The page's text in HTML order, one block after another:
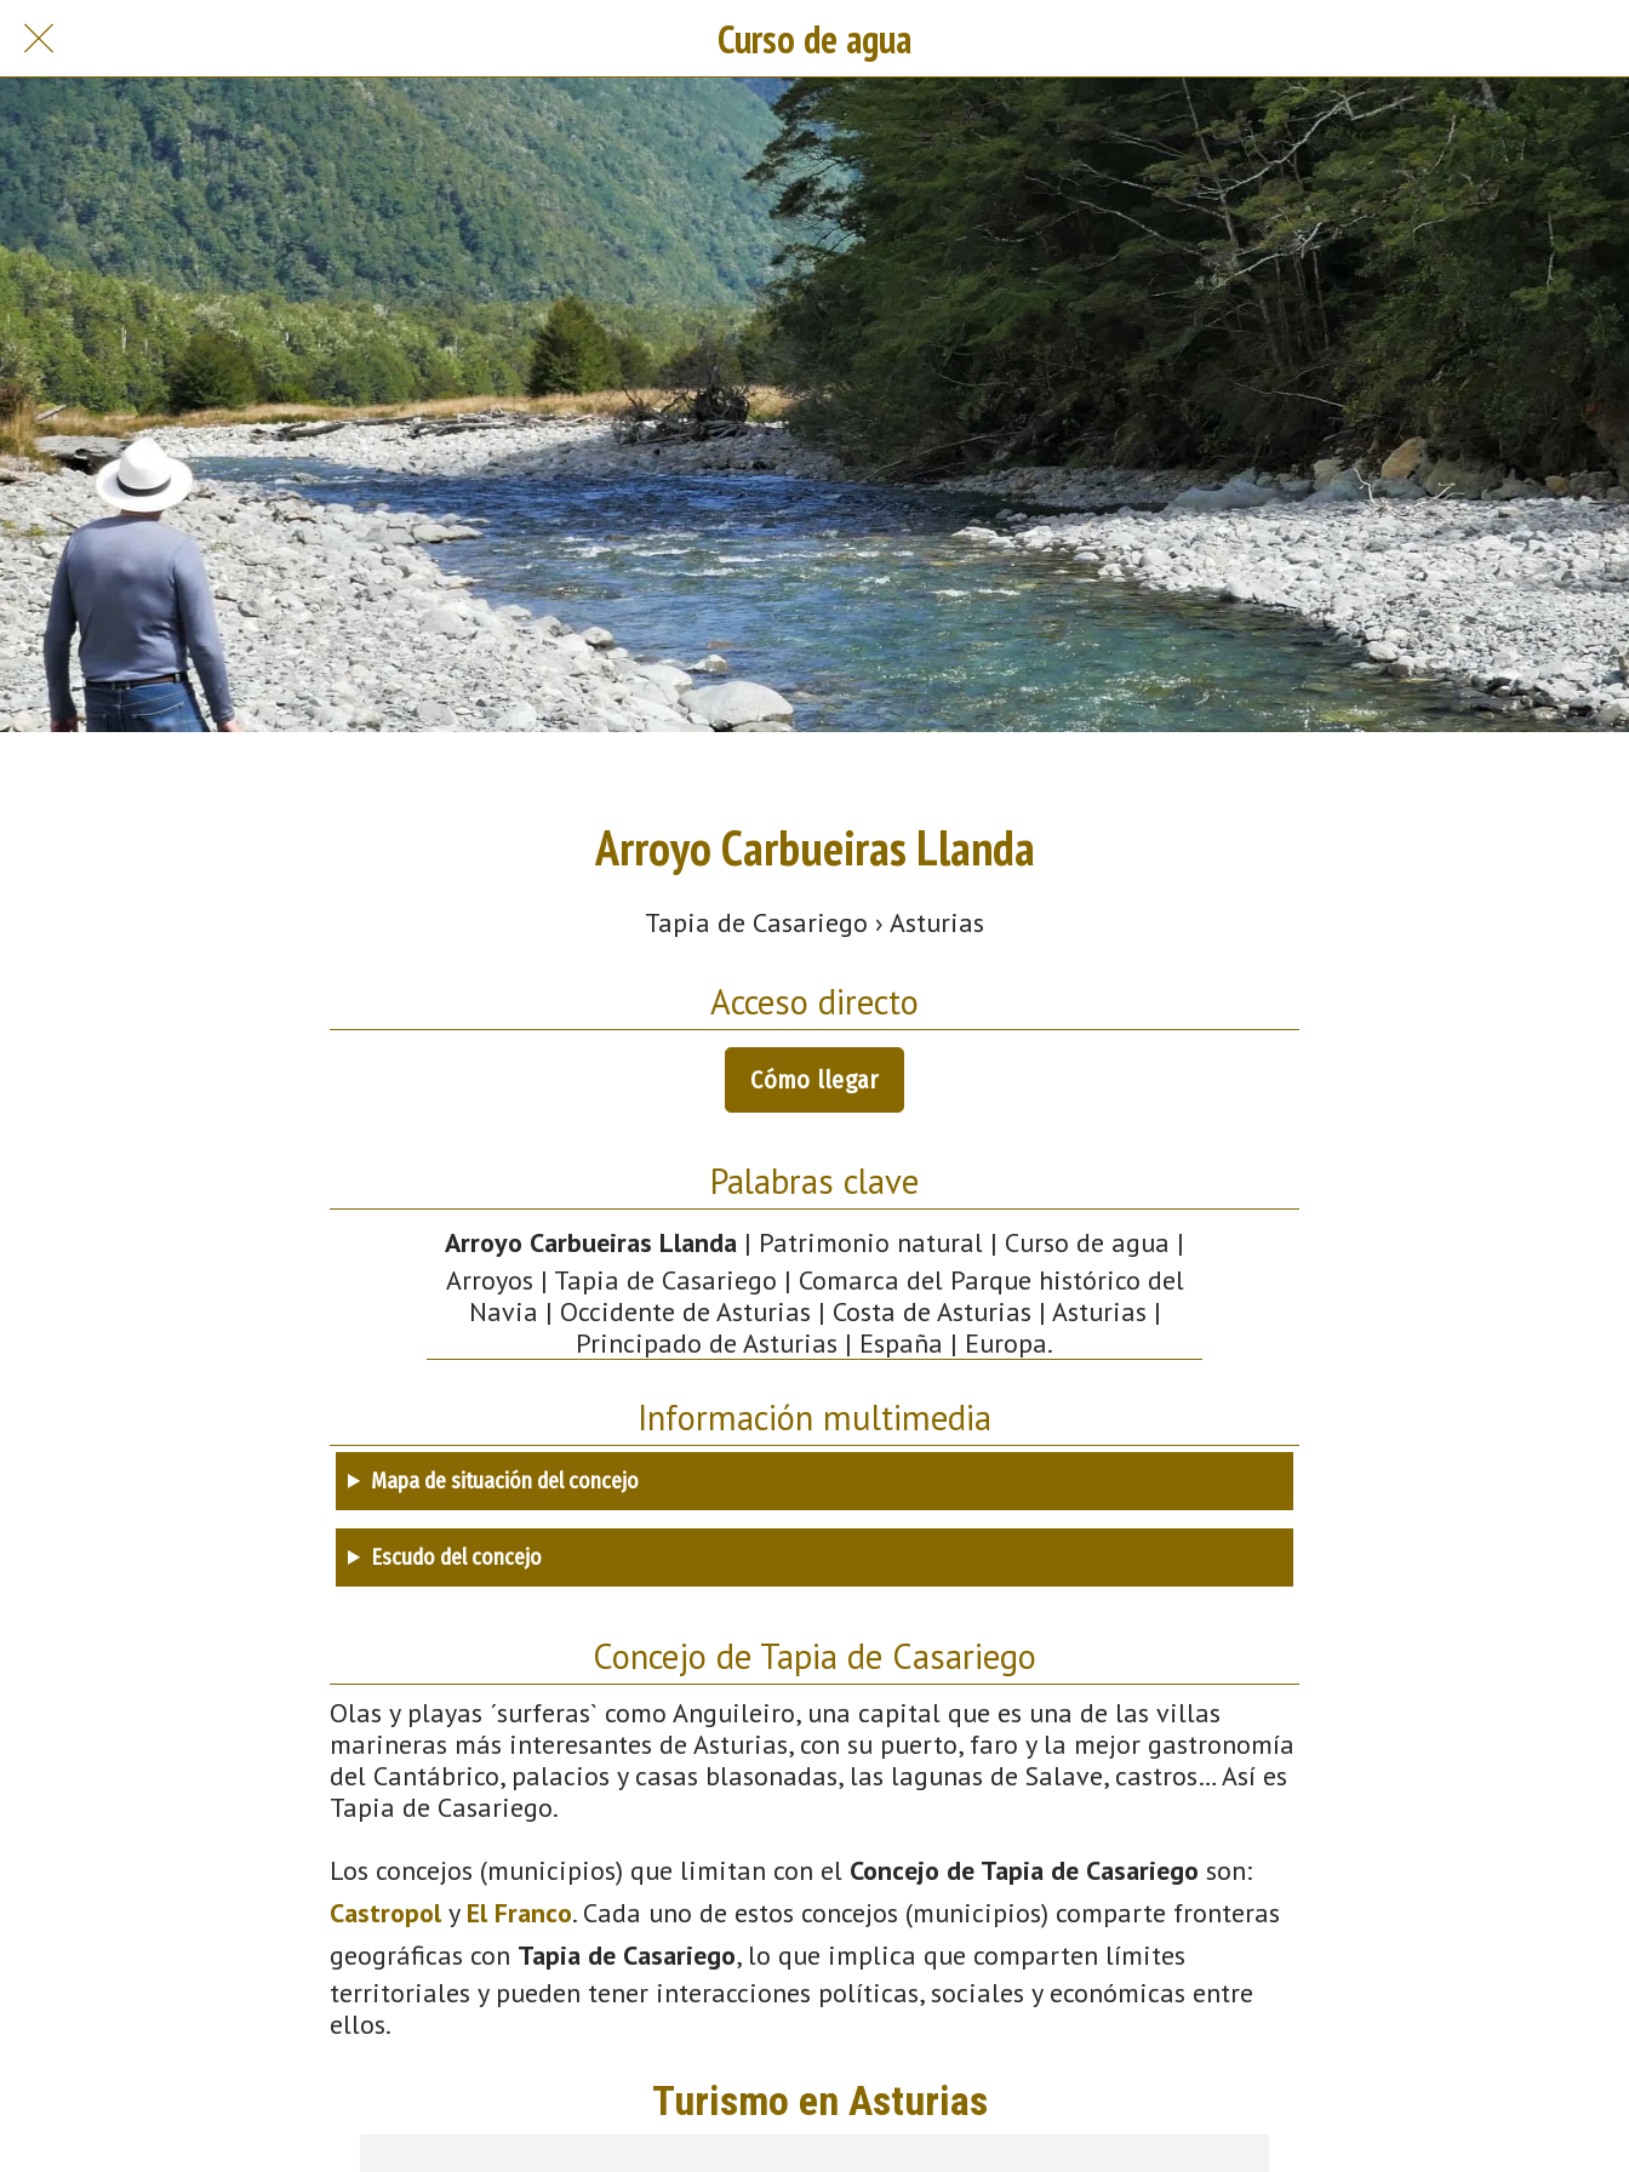
Curso de agua
Arroyo Carbueiras Llanda
Tapia de Casariego › Asturias
Acceso directo
Cómo llegar
Palabras clave
Arroyo Carbueiras Llanda | Patrimonio natural | Curso de agua |
Arroyos | Tapia de Casariego | Comarca del Parque histórico del
Navia | Occidente de Asturias | Costa de Asturias | Asturias |
Principado de Asturias | España | Europa.
Información multimedia
Mapa de situación del concejo
Escudo del concejo
Concejo de Tapia de Casariego
Olas y playas ´surferas` como Anguileiro, una capital que es una de las villas
marineras más interesantes de Asturias, con su puerto, faro y la mejor gastronomía
del Cantábrico, palacios y casas blasonadas, las lagunas de Salave, castros… Así es
Tapia de Casariego.
Los concejos (municipios) que limitan con el Concejo de Tapia de Casariego son:
Castropoly El Franco. Cada uno de estos concejos (municipios) comparte fronteras
geográficas con Tapia de Casariego, lo que implica que comparten límites
territoriales y pueden tener interacciones políticas, sociales y económicas entre
ellos.